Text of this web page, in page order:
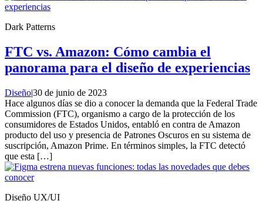
Dark Patterns
FTC vs. Amazon: Cómo cambia el
panorama para el diseño de experiencias
Diseño|30 de junio de 2023
Hace algunos días se dio a conocer la demanda que la Federal Trade
Commission (FTC), organismo a cargo de la protección de los
consumidores de Estados Unidos, entabló en contra de Amazon
producto del uso y presencia de Patrones Oscuros en su sistema de
suscripción, Amazon Prime. En términos simples, la FTC detectó
que esta […]
Diseño UX/UI